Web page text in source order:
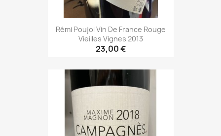
Rémi Poujol Vin De France Rouge
Vieilles Vignes 2013
23,00 €